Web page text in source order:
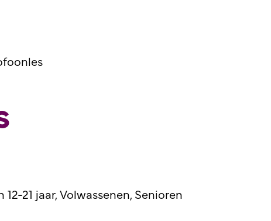
21 jaar, Volwassenen, Senioren